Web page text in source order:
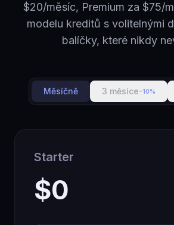
$20/měsíc, Premium za $75/
modelu kreditů s volitelnými
balíčky, které nikdy
Měsíčně 3 měsíce−10%
Starter
$0